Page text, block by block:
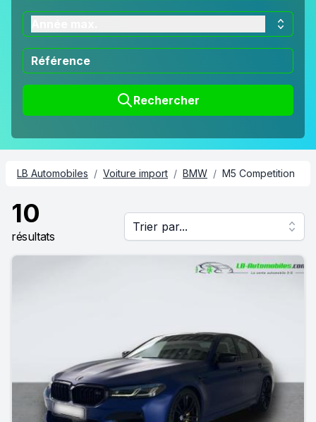
Rechercher
LB Automobiles / Voiture import / BMW / M5 Competition
10
résultats
Trier par...